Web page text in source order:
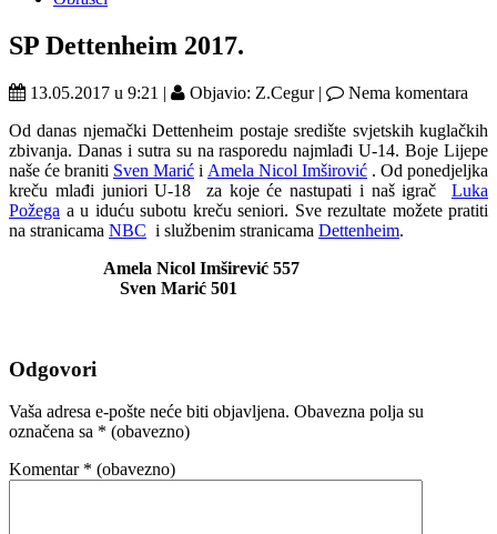
SP Dettenheim 2017.
13.05.2017 u 9:21 | Objavio: Z.Cegur |
Nema komentara
Od danas njemački Dettenheim postaje središte svjetskih kuglačkih
zbivanja. Danas i sutra su na rasporedu najmlađi U-14. Boje Lijepe
naše će braniti Sven Marić i Amela Nicol Imširović . Od ponedjeljka
kreču mlađi juniori U-18 za koje će nastupati i naš igrač Luka
Požega a u iduću subotu kreču seniori. Sve rezultate možete pratiti
na stranicama NBC i službenim stranicama Dettenheim.
Amela Nicol Imširević 557
Sven Marić 501
Odgovori
Vaša adresa e-pošte neće biti objavljena. Obavezna polja su
označena sa * (obavezno)
Komentar * (obavezno)